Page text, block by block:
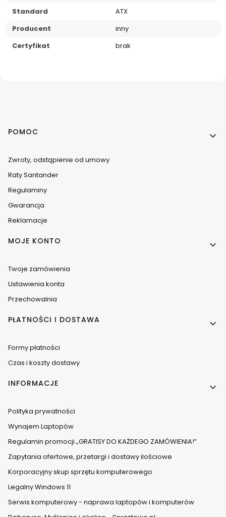
Standard
ATX
Producent
inny
Certyfikat
brak
Linki w stopce
POMOC
Zwroty, odstąpienie od umowy
Raty Santander
Regulaminy
Gwarancja
Reklamacje
MOJE KONTO
Twoje zamówienia
Ustawienia konta
Przechowalnia
PŁATNOŚCI I DOSTAWA
Formy płatności
Czas i koszty dostawy
INFORMACJE
Polityka prywatności
Wynajem Laptopów
Regulamin promocji „GRATISY DO KAŻDEGO ZAMÓWIENIA!”
Zapytania ofertowe, przetargi i dostawy ilościowe
Korporacyjny skup sprzętu komputerowego
Legalny Windows 11
Serwis komputerowy - naprawa laptopów i komputerów